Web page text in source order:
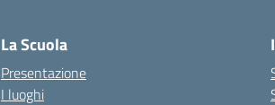
La Scuola
Presentazione
I luoghi